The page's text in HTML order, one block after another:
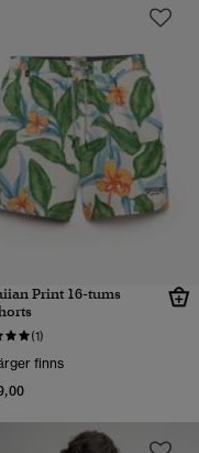
Print 16-tums
(1)
finns